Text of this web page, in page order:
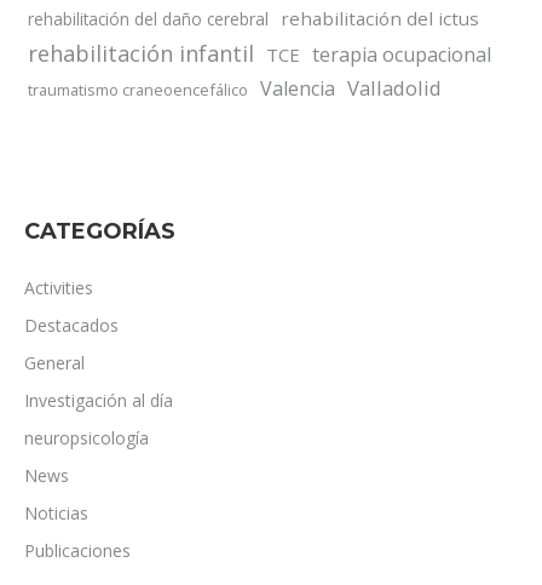
rehabilitación del daño cerebral rehabilitación del ictus
rehabilitación infantil TCE terapia ocupacional
traumatismo craneoencefálico Valencia Valladolid
CATEGORÍAS
Activities
Destacados
General
Investigación al día
neuropsicología
News
Noticias
Publicaciones